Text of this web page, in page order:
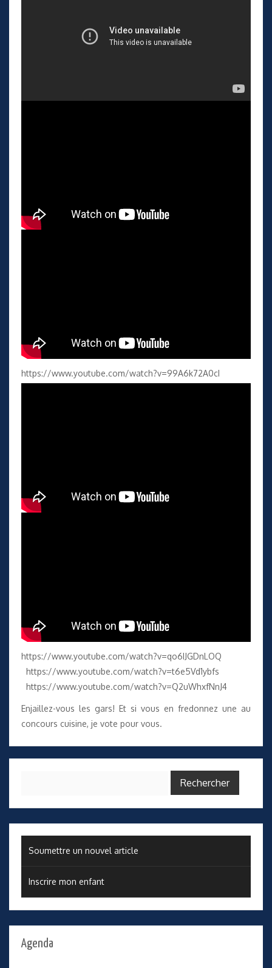
https://www.youtube.com/watch?v=99A6k72A0cI
https://www.youtube.com/watch?v=qo6IJGDnLOQ
https://www.youtube.com/watch?v=t6e5Vd1ybfs
https://www.youtube.com/watch?v=Q2uWhxfNnJ4
Enjaillez-vous les gars! Et si vous en fredonnez une au
concours cuisine, je vote pour vous.
Soumettre un nouvel article
Inscrire mon enfant
Agenda